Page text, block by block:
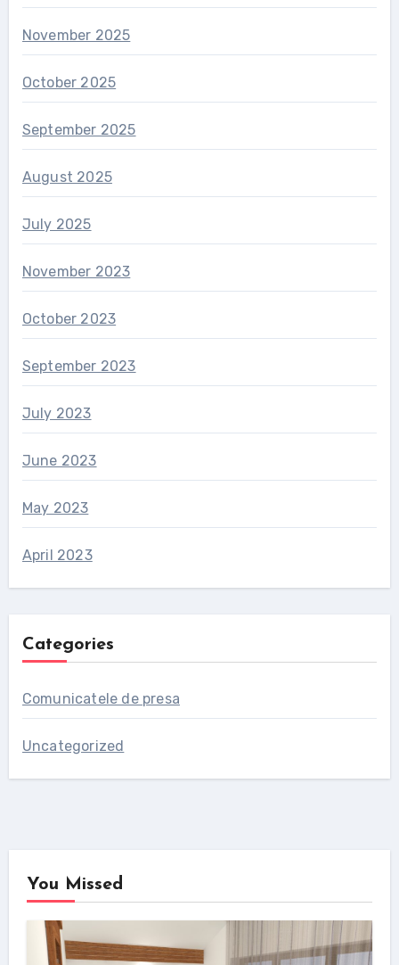
November 2025
October 2025
September 2025
August 2025
July 2025
November 2023
October 2023
September 2023
July 2023
June 2023
May 2023
April 2023
Categories
Comunicatele de presa
Uncategorized
You Missed